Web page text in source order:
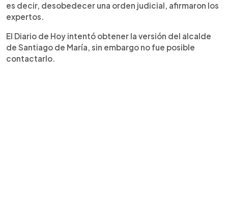
es decir, desobedecer una orden judicial, afirmaron los
expertos.
El Diario de Hoy intentó obtener la versión del alcalde
de Santiago de María, sin embargo no fue posible
contactarlo.